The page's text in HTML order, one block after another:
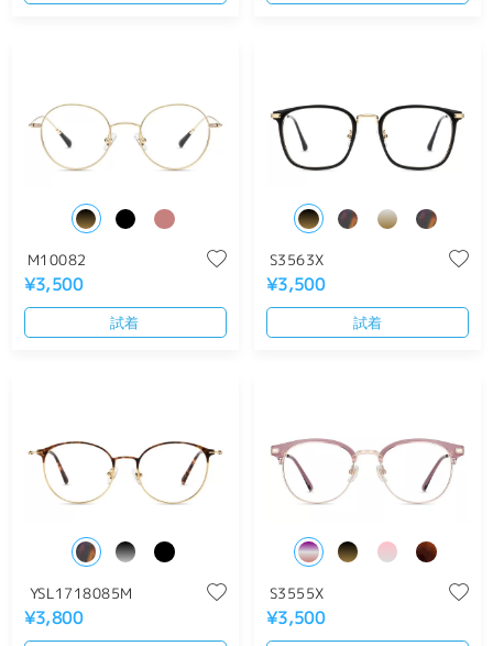
M10082
¥3,500
試着
S3563X
¥3,500
試着
YSL1718085M
¥3,800
S3555X
¥3,500